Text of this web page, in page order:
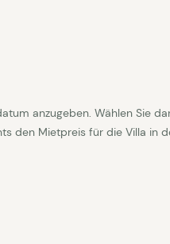
anzugeben. Wählen Sie
den Mietpreis für die Villa in